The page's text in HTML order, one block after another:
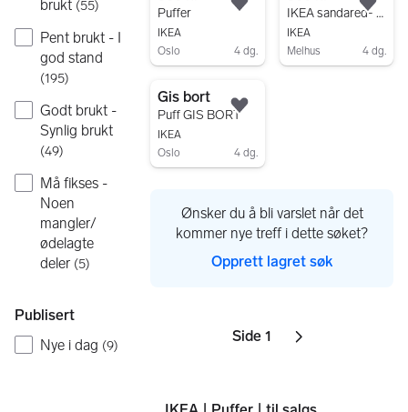
brukt (55)
Pent brukt - I
god stand
(195)
Godt brukt -
Synlig brukt
(49)
Må fikses -
Noen
mangler/
ødelagte
deler (5)
Publisert
Nye i dag (9)
Puffer
IKEA
Oslo
4 dg.
Legg til som favoritt.
IKEA sandared- puff grå
IKEA
Melhus
4 dg.
Gis bort
Puff GIS BORT
IKEA
Oslo
4 dg.
Ønsker du å bli varslet når det
kommer nye treff i dette søket?
Opprett lagret søk
Sider
Side 1 Neste side
ikon